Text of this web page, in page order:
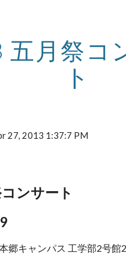
content
五月祭コ
ト
27, 2013 1:37:7 PM
ンサート
郷キャンパス 工学部2号館